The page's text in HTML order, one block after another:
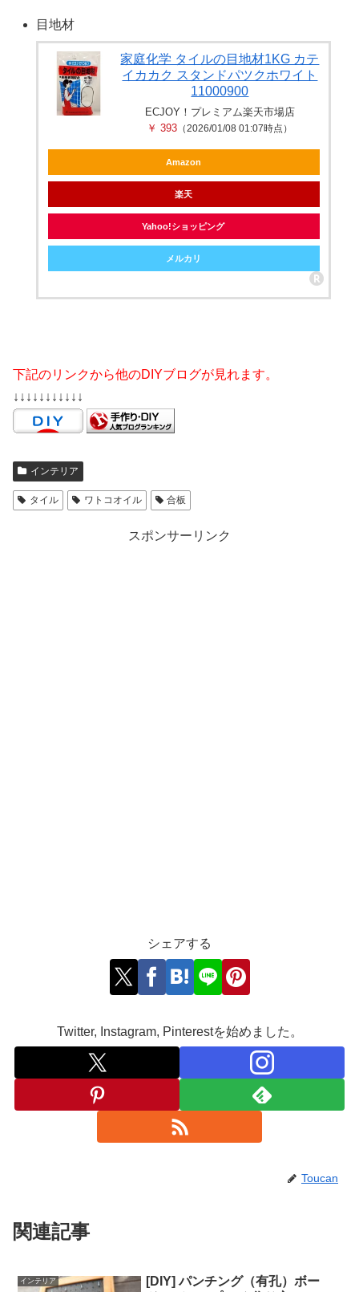
目地材
家庭化学 タイルの目地材1KG カテ
イカカク スタンドパツクホワイト
11000900
ECJOY！プレミアム楽天市場店
￥ 393 （2026/01/08 01:07時点）
Amazon
楽天
Yahoo!ショッピング
メルカリ
下記のリンクから他のDIYブログが見れます。
↓↓↓↓↓↓↓↓↓↓↓
インテリア
タイル ワトコオイル 合板
スポンサーリンク
シェアする
Twitter, Instagram, Pinterestを始めました。
Toucan
関連記事
インテリア
[DIY] パンチング（有孔）ボー